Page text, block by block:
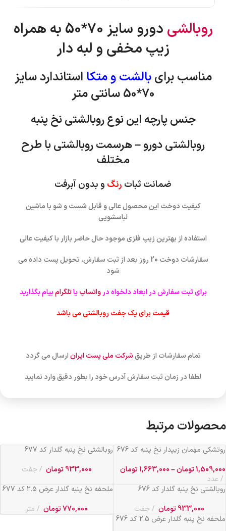
روبالشی
دورو سایز 70*50 به همراه
زیپ مخفی و لبه دار
مناسب برایبالشت و متکا استانداردسایز
70*50 سانتی متر
جنس پارچه این نوع روبالشتی نخ پنبه
روبالشتی دورو – هرسمت روبالشتی با طرح
مختلف
ضمانت ثبات رنگ و بدون آبرفت
کیفیت دوخت این محصول عالی و قابل شست و شو با ماشین
لباسشویی
استفاده از بهترین زیپ فلزی موجود حال حاضر بازار با کیفیت عالی
سفارشات دوخت 20 روز بعد از ثبت سفارش، تحویل پست داده می
شود
برای ثبت سفارش در ابعاد دلخواه درواتساپ یاتلگرامپیام بگذارید
قیمت برای یک جفت روبالشتی می باشد
تمام سفارشات از طریقشرکت ملی پست ایرانارسال می گردد
لطفا در زمان ثبت سفارش آدرس خود را بطور دقیق وارد نمایید
محصولات مرتبط
روتشکی مهمان زیپدار نخ پنبه کد 676
1,509,000تومان–
1,663,000تومان
عدد
روبالشتی نخ پنبه گلدار کد 677
933,000 تومان
جفت
روبالشتی نخ پنبه گلدار کد 676
933,000تومان جفت
ملحفه نخ پنبه گلدار عرض 2.5 کد 677
770,000تومان
متر
ملحفه نخ پنبه گلدار عرض 2.5 کد 676